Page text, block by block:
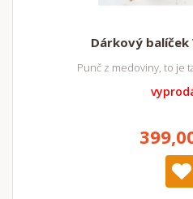
Dárkový balíček
Punč z medoviny, to je